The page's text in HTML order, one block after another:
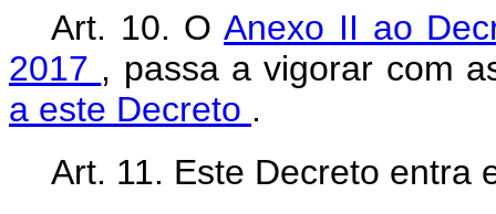
Art. 10. OAnexo II ao
2017 , passa a vigorar com
a este Decreto .
Art. 11. Este Decreto entra